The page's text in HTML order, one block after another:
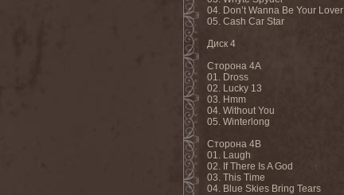
04. Don’t Wanna Be Your Lover
05. Cash Car Star
Диск 4
Сторона 4A
01. Dross
02. Lucky 13
03. Hmm
04. Without You
05. Winterlong
Сторона 4B
01. Laugh
02. If There Is A God
03. This Time
04. Blue Skies Bring Tears